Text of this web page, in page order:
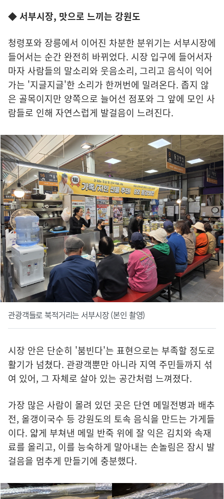
◆ 서부시장, 맛으로 느끼는 강원도
청령포와 장릉에서 이어진 차분한 분위기는 서부시장에
들어서는 순간 완전히 바뀌었다. 시장 입구에 들어서자
마자 사람들의 말소리와 웃음소리, 그리고 음식이 익어
가는 '지글지글'한 소리가 한꺼번에 밀려온다. 좁지 않
은 골목이지만 양쪽으로 늘어선 점포와 그 앞에 모인 사
람들로 인해 자연스럽게 발걸음이 느려진다.
관광객들로 북적거리는 서부시장 (본인 촬영)
시장 안은 단순히 '붐빈다'는 표현으로는 부족할 정도로
활기가 넘쳤다. 관광객뿐만 아니라 지역 주민들까지 섞
여 있어, 그 자체로 살아 있는 공간처럼 느껴졌다.
가장 많은 사람이 몰려 있던 곳은 단연 메밀전병과 배추
전, 올갱이국수 등 강원도의 토속 음식을 만드는 가게들
이다. 얇게 부쳐낸 메밀 반죽 위에 잘 익은 김치와 속재
료를 올리고, 이를 능숙하게 말아내는 손놀림은 잠시 발
걸음을 멈추게 만들기에 충분했다.